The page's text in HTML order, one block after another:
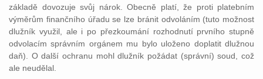
základě dovozuje svůj nárok. Obecně platí, že proti platebním
výměrům finančního úřadu se lze bránit odvoláním (tuto možnost
dlužník využil, ale i po přezkoumání rozhodnutí prvního stupně
odvolacím správním orgánem mu bylo uloženo doplatit dlužnou
daň). O další ochranu mohl dlužník požádat (správní) soud, což
ale neudělal.